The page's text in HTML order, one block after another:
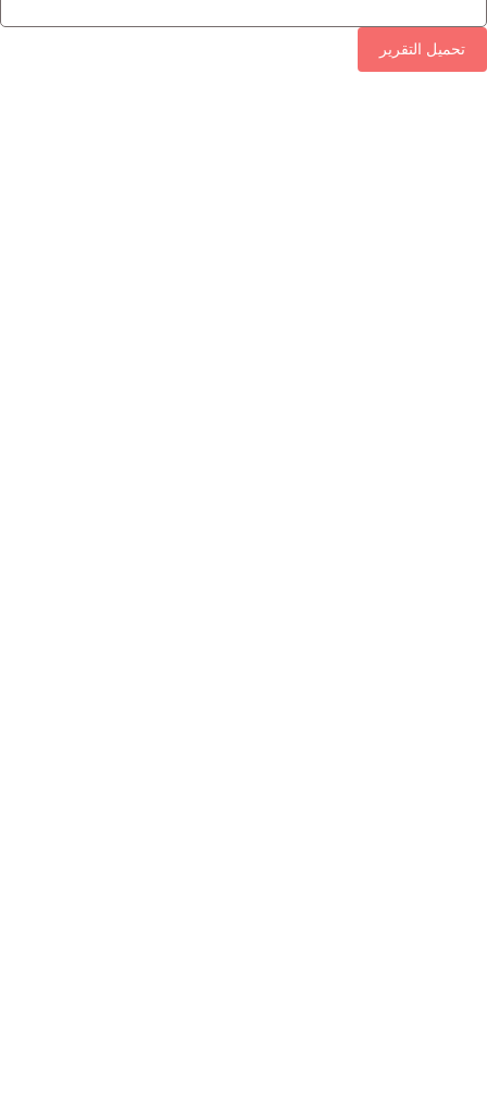
تحميل التقرير